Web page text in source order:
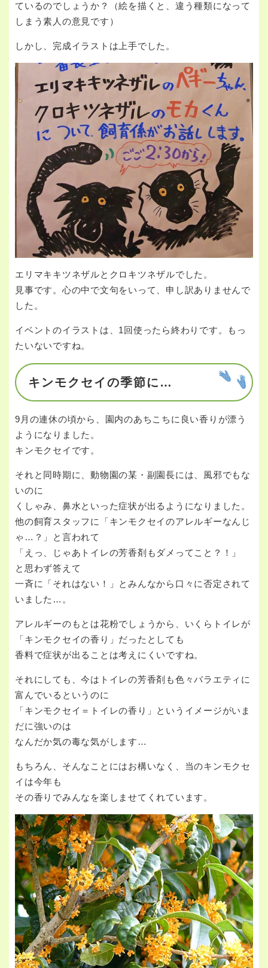
ているのでしょうか？（絵を描くと、違う種類になって
しまう素人の意見です）
しかし、完成イラストは上手でした。
エリマキキツネザルとクロキツネザルでした。
見事です。心の中で文句をいって、申し訳ありませんで
した。
イベントのイラストは、1回使ったら終わりです。もっ
たいないですね。
キンモクセイの季節に…
9月の連休の頃から、園内のあちこちに良い香りが漂う
ようになりました。
キンモクセイです。
それと同時期に、動物園の某・副園長には、風邪でもな
いのに
くしゃみ、鼻水といった症状が出るようになりました。
他の飼育スタッフに「キンモクセイのアレルギーなんじ
ゃ…？」と言われて
「えっ、じゃあトイレの芳香剤もダメってこと？！」
と思わず答えて
一斉に「それはない！」とみんなから口々に否定されて
いました…。
アレルギーのもとは花粉でしょうから、いくらトイレが
「キンモクセイの香り」だったとしても
香料で症状が出ることは考えにくいですね。
それにしても、今はトイレの芳香剤も色々バラエティに
富んでいるというのに
「キンモクセイ＝トイレの香り」というイメージがいま
だに強いのは
なんだか気の毒な気がします…
もちろん、そんなことにはお構いなく、当のキンモクセ
イは今年も
その香りでみんなを楽しませてくれています。